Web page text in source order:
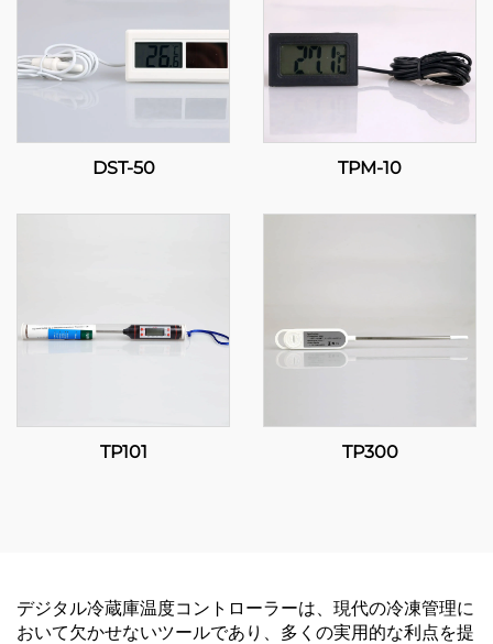
DST-50 TPM-10
TP101 TP300
デジタル冷蔵庫温度コントローラーは、現代の冷凍管理に
おいて欠かせないツールであり、多くの実用的な利点を提